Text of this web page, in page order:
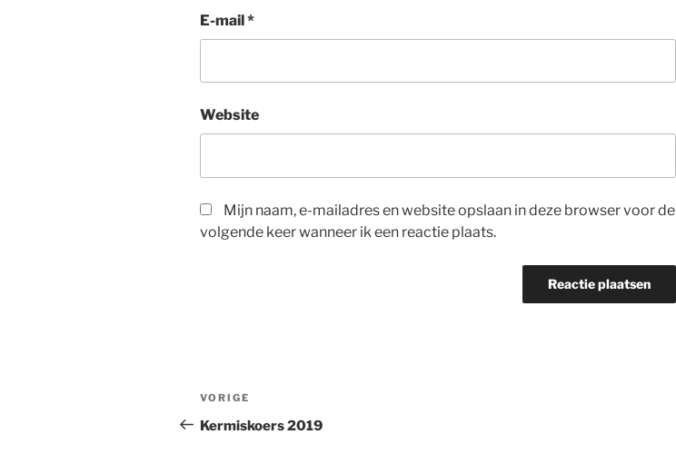
E-mail*
Website
Mijn naam, e-mailadres en website opslaan in deze browser voor de
volgende keer wanneer ik een reactie plaats.
Berichtnavigatie
Vorig
bericht
VORIGE
Kermiskoers 2019